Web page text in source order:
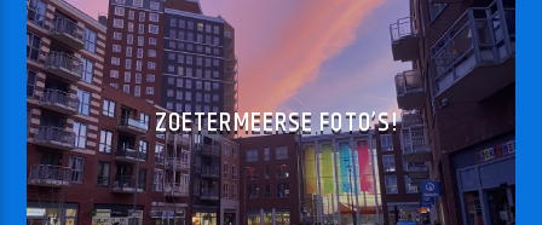
ZOETERMEERSE FOTO’S!